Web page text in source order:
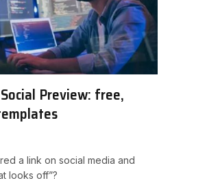
Preview: free,
a link on social media and
looks off”?